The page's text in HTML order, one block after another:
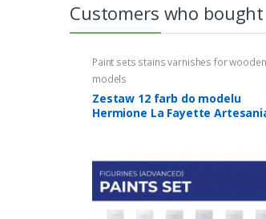
Customers who
Paint sets stains varnishes for wooden
models
Zestaw 12 farb do modelu
Hermione La Fayette